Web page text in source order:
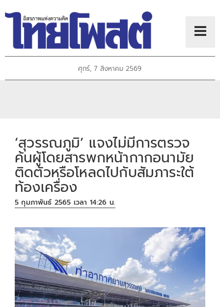
ศุกร์, 7 สิงหาคม 2569
‘สุวรรณภูมิ’ แจงไม่มีการตรวจ
ค้นผู้โดยสารพกหน้ากากอนามัย
ติดตัวหรือโหลดไปกับสัมภาระใต้
ท้องเครื่อง
5 กุมภาพันธ์ 2565 เวลา 14:26 น.